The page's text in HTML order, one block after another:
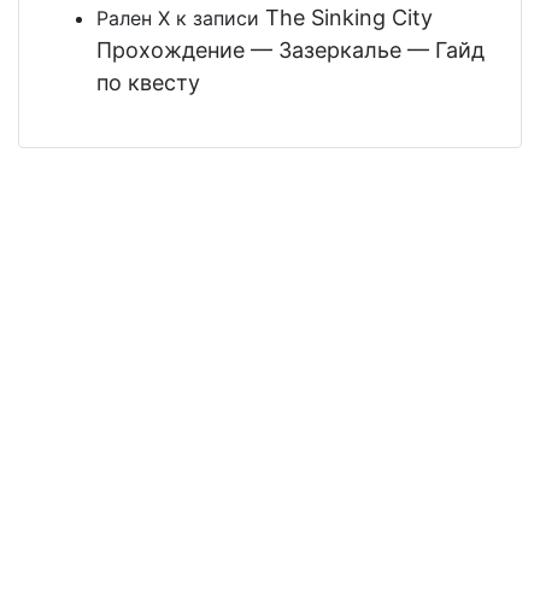
Рален Х к записи The Sinking City
Прохождение — Зазеркалье — Гайд
по квесту